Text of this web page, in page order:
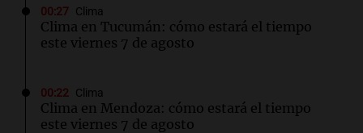
00:27 Clima
Clima en Tucumán: cómo estará el tiempo
este viernes 7 de agosto
00:22 Clima
Clima en Mendoza: cómo estará el tiempo
este viernes 7 de agosto